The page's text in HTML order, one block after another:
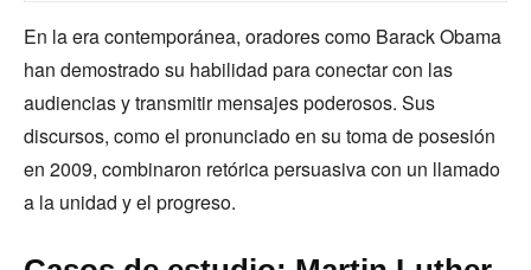
En la era contemporánea, oradores como Barack Obama
han demostrado su habilidad para conectar con las
audiencias y transmitir mensajes poderosos. Sus
discursos, como el pronunciado en su toma de posesión
en 2009, combinaron retórica persuasiva con un llamado
a la unidad y el progreso.